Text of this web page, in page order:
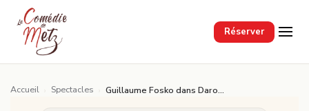
Réserver
Passer au contenu principal
Accueil Spectacles Guillaume Fosko dans Darons Fragiles